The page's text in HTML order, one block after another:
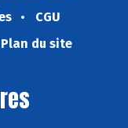
CGU
Plan du site